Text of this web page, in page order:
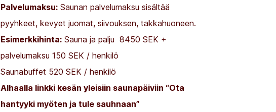
Palvelumaksu: Saunan palvelumaksu sisältää
pyyhkeet, kevyet juomat, siivouksen, takkahuoneen.
Esimerkkihinta: Sauna ja palju 8450 SEK +
palvelumaksu 150 SEK / henkilö
Saunabuffet 520 SEK / henkilö
Alhaalla linkki kesän yleisiin saunapäiviin “Ota
hantyyki myöten ja tule sauhnaan”